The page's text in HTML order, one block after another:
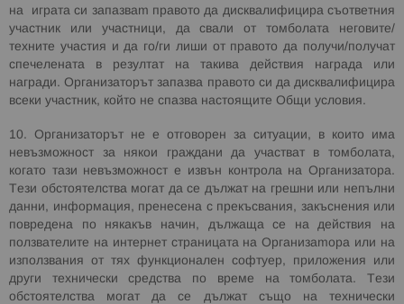
на
играта си запазват правото да дисквалифицира съответния
участник или участници, да свали от томболата неговите/
техните участия и да го/ги лиши от правото да получи/получат
спечелената в резултат на такива действия награда или
награди. Организаторът запазва правото си да дисквалифицира
всеки участник, който не спазва настоящите Общи условия.
10. Организаторът не е
отговорен за ситуации, в които има
невъзможност за някои граждани да участват в томболата,
когато тази невъзможност е извън контрола на Организатора.
Тези обстоятелства могат да се дължат на грешни или непълни
данни, информация, пренесена с прекъсвания, закъснения или
повредена по някакъв начин, дължаща се на действия на
ползвателите на интернет страницата на Организатора или на
използвания от тях функционален софтуер, приложения или
други технически средства по време на томболата. Тези
обстоятелства могат да се дължат също на технически